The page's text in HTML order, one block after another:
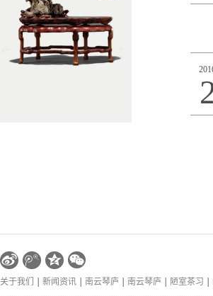
关于我们 新闻资讯 南云琴庐 南云琴庐 陋室茶习